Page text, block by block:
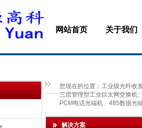
网站首页 关于我们
您现在的位置： 工业级光纤收
三层管理型工业以太网交换机
PCM电话光端机、485数据光
解决方案